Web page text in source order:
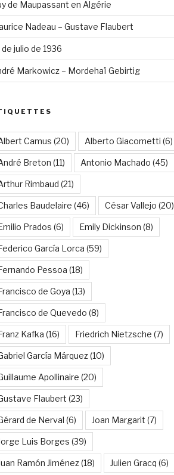
de Maupassant en Algérie
Nadeau – Gustave Flaubert
de julio de 1936
Markowicz – Mordehaï Gebirtig
Camus (20) Alberto Giacometti (6)
Breton (11) Antonio Machado (45)
Rimbaud (21)
Baudelaire (46) César Vallejo (20)
Prados (6) Emily Dickinson (8)
García Lorca (59)
Pessoa (18)
de Goya (13)
de Quevedo (8)
Kafka (16) Friedrich Nietzsche (7)
García Márquez(10)
Apollinaire (20)
Flaubert (23)
de Nerval (6) Joan Margarit (7)
Luis Borges (39)
Ramón Jiménez(18) Julien Gracq (6)